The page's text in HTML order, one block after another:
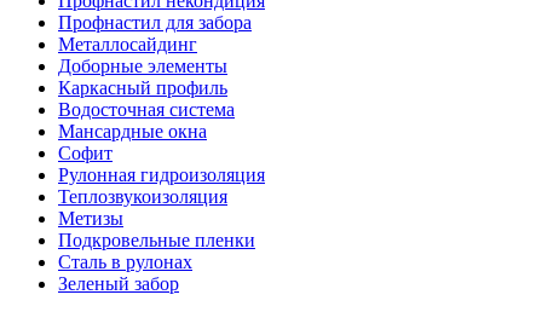
Профнастил для забора
Металлосайдинг
Доборные элементы
Каркасный профиль
Водосточная система
Мансардные окна
Софит
Рулонная гидроизоляция
Теплозвукоизоляция
Метизы
Подкровельные пленки
Сталь в рулонах
Зеленый забор